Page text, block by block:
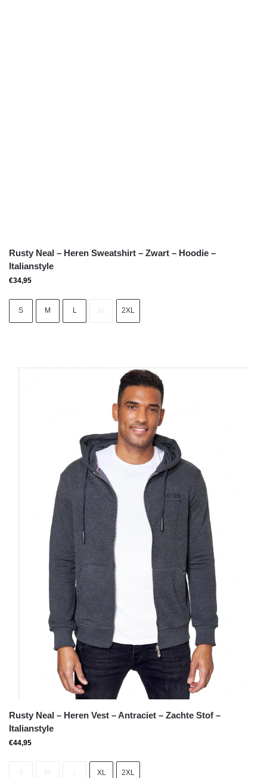
Rusty Neal – Heren Sweatshirt – Zwart – Hoodie –
Italianstyle
€34,95
S M L 2XL
Rusty Neal – Heren Vest – Antraciet – Zachte Stof –
Italianstyle
€44,95
XL 2XL